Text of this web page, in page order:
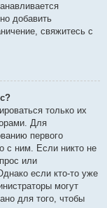
добавить
свяжитесь с
только их
Для
первого
с ним. Если никто не
или
если кто-то уже
могут
для того, чтобы